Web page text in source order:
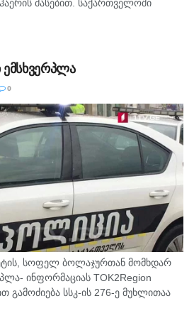
მასებით. საქართველოში
ღრუბლიანობის მომატება.
ემსხვერპლა
0
სოფელ ბოლაჯურთან მომხდარ
ინფორმაციას TOK2Region
გამოძიება სსკ-ის 276-ე მუხლითაა
მოძრაობის უსაფრთხოების ან